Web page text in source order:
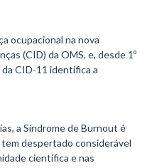
ocupacional na nova
(CID) da OMS, e, desde 1º
CID-11 identifica a
a Síndrome de Burnout é
despertado considerável
científica e nas